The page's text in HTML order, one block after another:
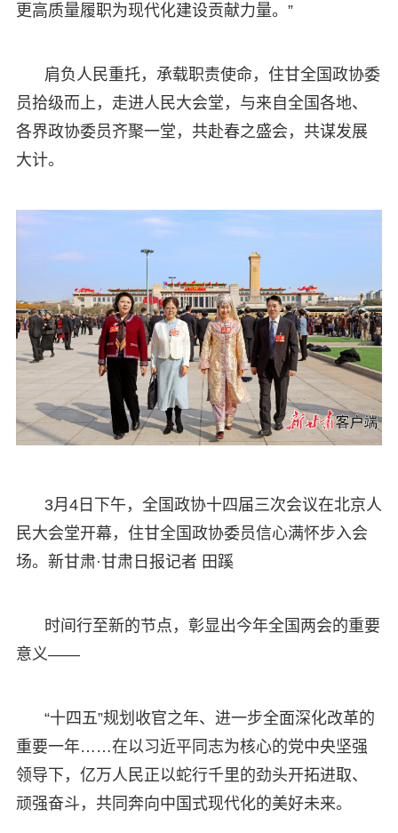
更高质量履职为现代化建设贡献力量。”
肩负人民重托，承载职责使命，住甘全国政协委
员拾级而上，走进人民大会堂，与来自全国各地、
各界政协委员齐聚一堂，共赴春之盛会，共谋发展
大计。
3月4日下午，全国政协十四届三次会议在北京人
民大会堂开幕，住甘全国政协委员信心满怀步入会
场。新甘肃·甘肃日报记者 田蹊
时间行至新的节点，彰显出今年全国两会的重要
意义——
“十四五”规划收官之年、进一步全面深化改革的
重要一年……在以习近平同志为核心的党中央坚强
领导下，亿万人民正以蛇行千里的劲头开拓进取、
顽强奋斗，共同奔向中国式现代化的美好未来。